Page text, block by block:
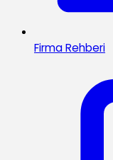
Firma Rehberi